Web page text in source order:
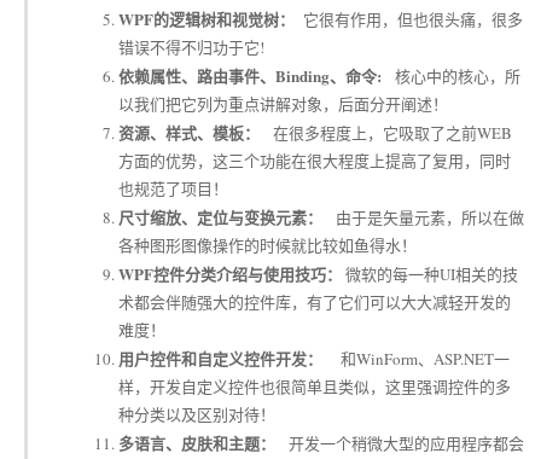
WPF的逻辑树和视觉树：
它很有作用，但也很头痛，很多
错误不得不归功于它!
依赖属性、路由事件、Binding、命令:
核心中的核心，所
以我们把它列为重点讲解对象，后面分开阐述！
资源、样式、模板：
在很多程度上，它吸取了之前WEB
方面的优势，这三个功能在很大程度上提高了复用，同时
也规范了项目！
尺寸缩放、定位与变换元素：
由于是矢量元素，所以在做
各种图形图像操作的时候就比较如鱼得水！
WPF控件分类介绍与使用技巧： 微软的每一种UI相关的技
术都会伴随强大的控件库，有了它们可以大大减轻开发的
难度！
用户控件和自定义控件开发：
和WinForm、ASP.NET一
样，开发自定义控件也很简单且类似，这里强调控件的多
种分类以及区别对待！
多语言、皮肤和主题：
开发一个稍微大型的应用程序都会